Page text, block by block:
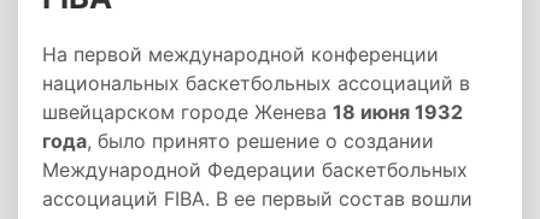
На первой международной конференции
национальных баскетбольных ассоциаций в
швейцарском городе Женева 18 июня 1932
года, было принято решение о создании
Международной Федерации баскетбольных
ассоциаций FIBA. В ее первый состав вошли